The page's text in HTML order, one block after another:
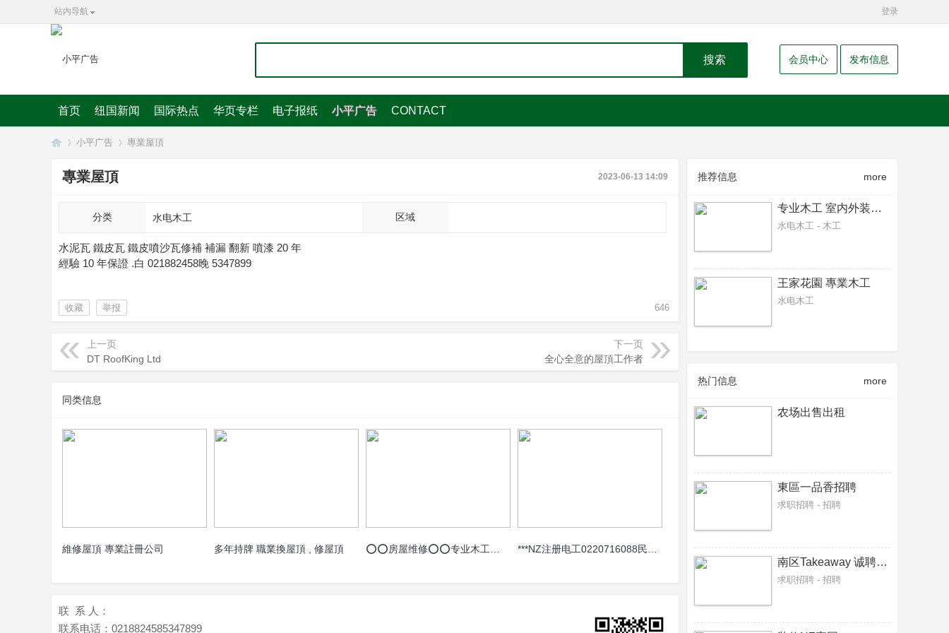
站内导航 登录
搜索 会员中心 发布信息
首页 纽国新闻 国际热点 华页专栏 电子报纸 小平广告 CONTACT
小平广告 專業屋頂
專業屋頂 2023-06-13 14:09
分类 水电木工 区域
水泥瓦 鐵皮瓦 鐵皮噴沙瓦修補 補漏 翻新 噴漆 20 年
經驗 10 年保證 .白 021882458晚 5347899
收藏 举报 646
上一页
DT RoofKing Ltd
下一页
全心全意的屋頂工作者
同类信息
維修屋頂 專業註冊公司 多年持牌 職業換屋頂 , 修屋頂
联 系 人：
联系电话： 0218824585347899
推荐信息 more
专业木工 室内外装修，围栏，阳台，雨篷，隔间，
水电木工 - 木工
王家花園 專業木工
水电木工
热门信息 more
农场出售出租
東區一品香招聘
求职招聘 - 招聘
南区Takeaway 诚聘接单炸炉，炒餐师傅各一名
求职招聘 - 招聘